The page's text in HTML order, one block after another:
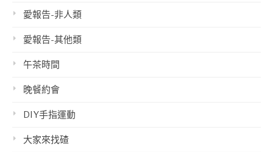
愛報告-非人類
愛報告-其他類
午茶時間
晚餐約會
DIY手指運動
大家來找碴